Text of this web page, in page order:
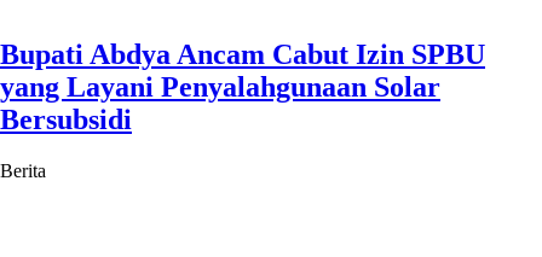
Bupati Abdya Ancam Cabut Izin SPBU
yang Layani Penyalahgunaan Solar
Bersubsidi
Berita